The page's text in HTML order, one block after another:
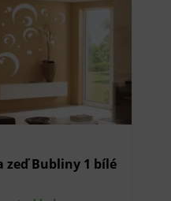
zeď Bubliny 1 bílé